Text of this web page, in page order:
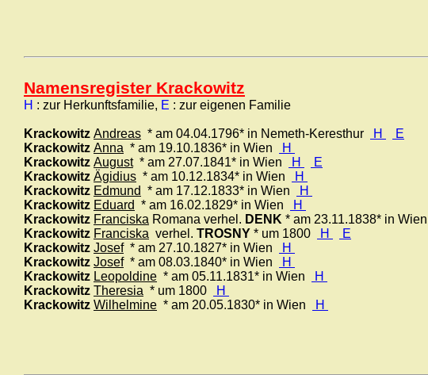
Namensregister Krackowitz
H : zur Herkunftsfamilie, E : zur eigenen Familie
Krackowitz Andreas * am 04.04.1796* in Nemeth-Keresthur H
E
Krackowitz Anna * am 19.10.1836* in Wien
H
Krackowitz August* am 27.07.1841* in Wien H
E
Krackowitz Ägidius * am 10.12.1834* in Wien
H
Krackowitz Edmund * am 17.12.1833* in Wien
H
Krackowitz Eduard * am 16.02.1829* in Wien
H
Krackowitz Franciska Romana verhel. DENK * am 23.11.1838* in Wien
Krackowitz Franciska verhel. TROSNY * um 1800 H
E
Krackowitz Josef* am 27.10.1827* in Wien
H
Krackowitz Josef* am 08.03.1840* in Wien
H
Krackowitz Leopoldine * am 05.11.1831* in Wien
H
Krackowitz Theresia * um 1800
H
Krackowitz Wilhelmine * am 20.05.1830* in Wien H